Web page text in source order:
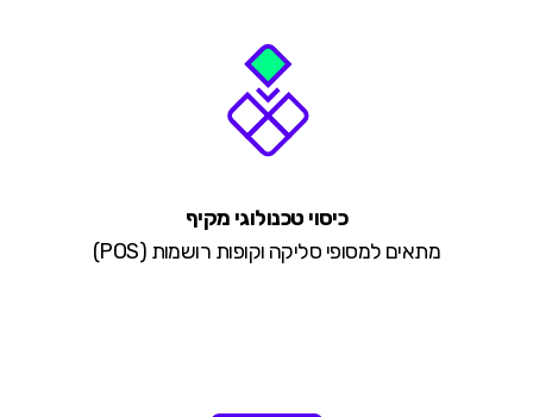
כיסוי טכנולוגי מקיף
מתאים למסופי סליקה וקופות רושמות (POS)